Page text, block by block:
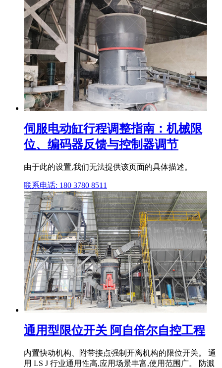
伺服电动缸行程调整指南：机械限
位、编码器反馈与控制器调节
由于此的设置,我们无法提供该页面的具体描述。
联系电话: 180 3780 8511
通用型限位开关 阿自倍尔自控工程
内置快动机构、附带接点强制开离机构的限位开关。 通
用 LS J 行业通用性高,应用场景丰富,使用范围广。 防溅